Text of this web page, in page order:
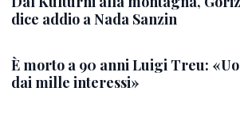
dice addio a Nada Sanzin
È morto a 90 anni Luigi Treu:
dai mille interessi»